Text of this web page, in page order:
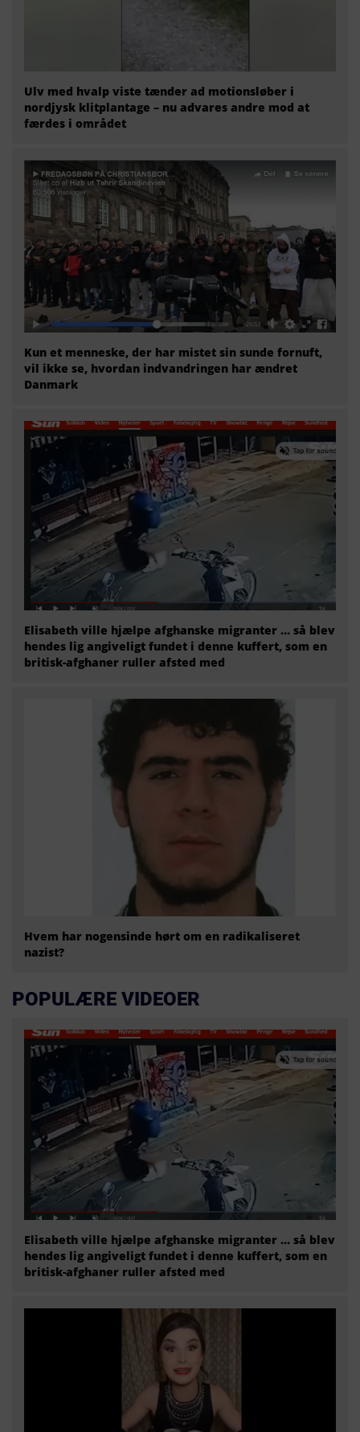
Ulv med hvalp viste tænder ad motionsløber i
nordjysk klitplantage – nu advares andre mod at
færdes i området
Kun et menneske, der har mistet sin sunde fornuft,
vil ikke se, hvordan indvandringen har ændret
Danmark
Elisabeth ville hjælpe afghanske migranter … så blev
hendes lig angiveligt fundet i denne kuffert, som en
britisk-afghaner ruller afsted med
Hvem har nogensinde hørt om en radikaliseret
nazist?
POPULÆRE VIDEOER
Elisabeth ville hjælpe afghanske migranter … så blev
hendes lig angiveligt fundet i denne kuffert, som en
britisk-afghaner ruller afsted med